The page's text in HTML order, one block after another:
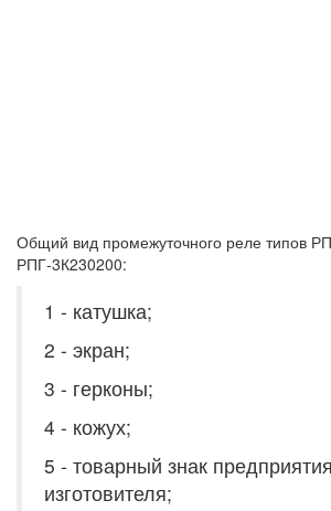
Общий вид промежуточного реле типов
РПГ-3К230200:
1 - катушка;
2 - экран;
3 - герконы;
4 - кожух;
5 - товарный знак
изготовителя;